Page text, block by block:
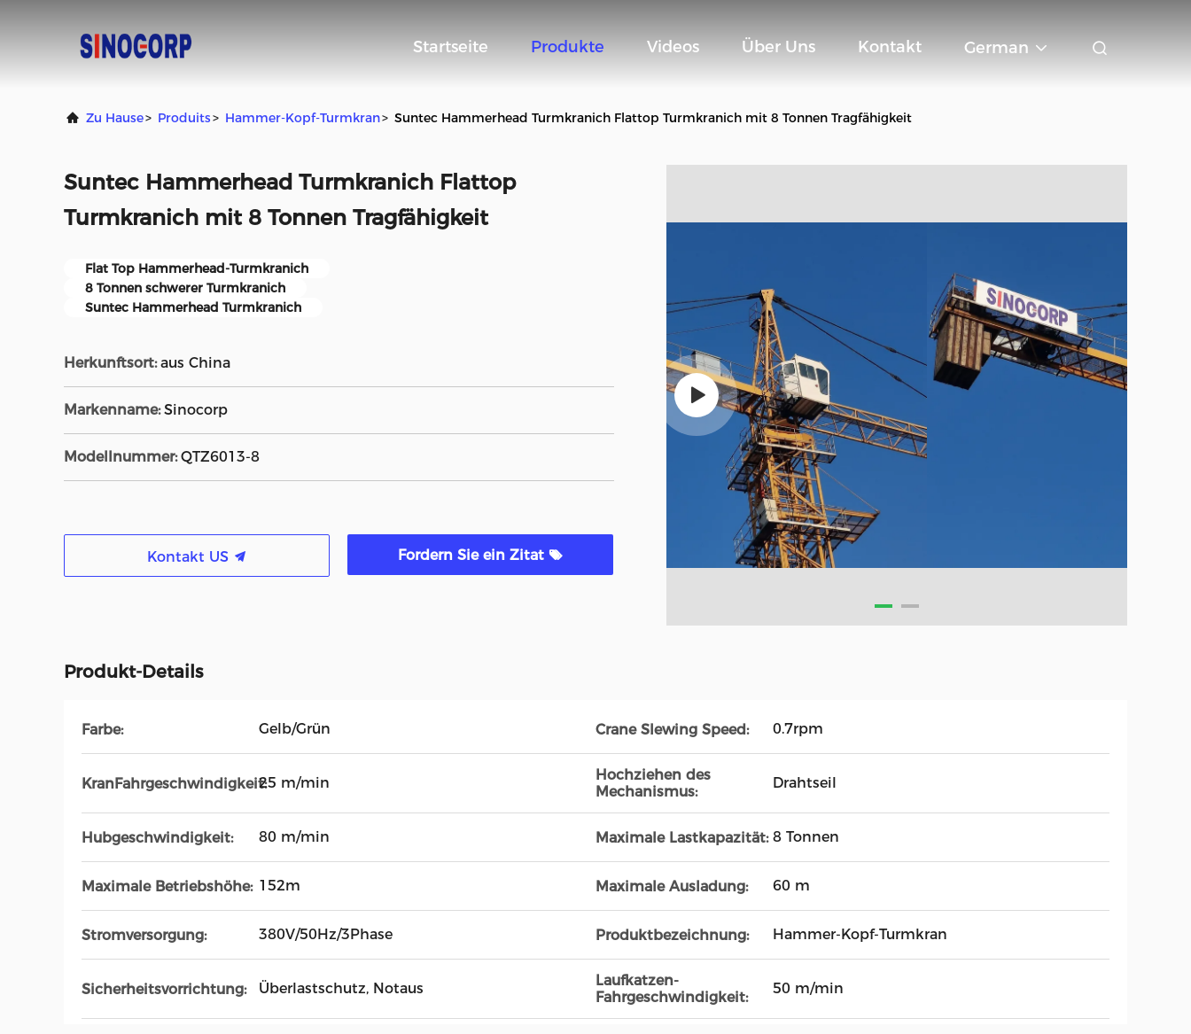
Startseite Produkte Videos Über Uns Kontakt German
Zu Hause> Produits> Hammer-Kopf-Turmkran> Suntec Hammerhead Turmkranich Flattop Turmkranich mit 8 Tonnen Tragfähigkeit
Suntec Hammerhead Turmkranich Flattop
Turmkranich mit 8 Tonnen Tragfähigkeit
Flat Top Hammerhead-Turmkranich
8 Tonnen schwerer Turmkranich
Suntec Hammerhead Turmkranich
Herkunftsort: aus China
Markenname: Sinocorp
Modellnummer: QTZ6013-8
Kontakt US Fordern Sie ein Zitat
Produkt-Details
Farbe: Gelb/Grün Crane Slewing Speed: 0.7rpm
KranFahrgeschwindigkeit:25 m/min
Hochziehen des
Mechanismus:
Drahtseil
Hubgeschwindigkeit: 80 m/min Maximale Lastkapazität: 8 Tonnen
Maximale Betriebshöhe: 152m Maximale Ausladung: 60 m
Stromversorgung: 380V/50Hz/3Phase Produktbezeichnung: Hammer-Kopf-Turmkran
Sicherheitsvorrichtung: Überlastschutz, Notaus
Laufkatzen-
Fahrgeschwindigkeit:
50 m/min